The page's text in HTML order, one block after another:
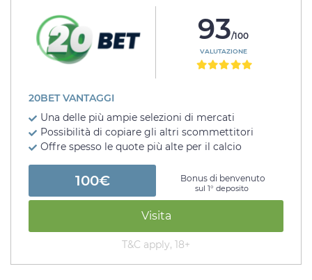
93/100
VALUTAZIONE
20BET VANTAGGI
Una delle più ampie selezioni di mercati
Possibilità di copiare gli altri scommettitori
Offre spesso le quote più alte per il calcio
100€ Bonus di benvenuto
sul 1° deposito
Visita
T&C apply, 18+